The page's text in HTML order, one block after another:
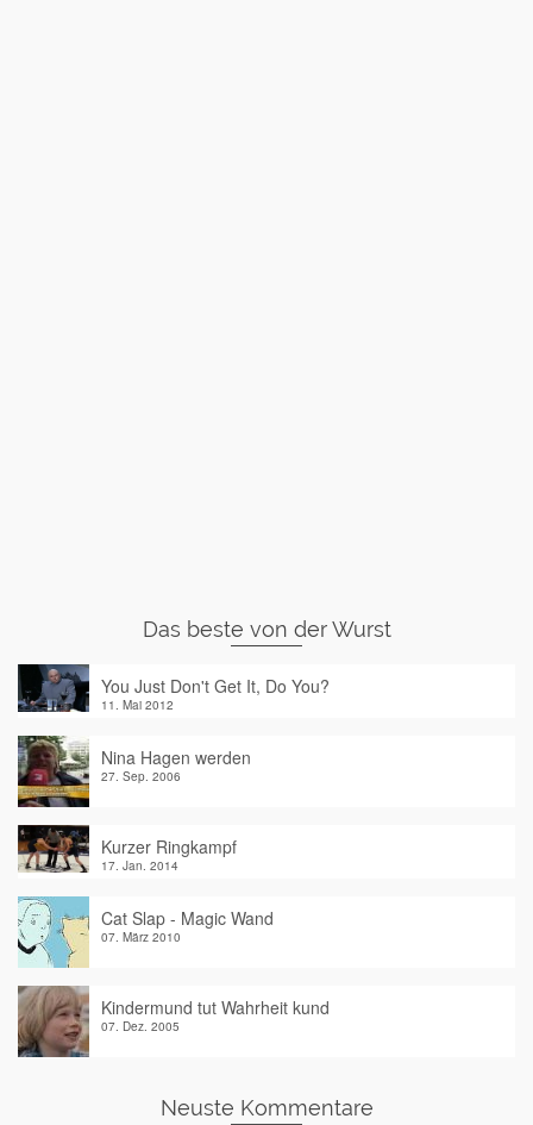
Das beste von der Wurst
You Just Don't Get It, Do You?
11. Mai 2012
Nina Hagen werden
27. Sep. 2006
Kurzer Ringkampf
17. Jan. 2014
Cat Slap - Magic Wand
07. März 2010
Kindermund tut Wahrheit kund
07. Dez. 2005
Neuste Kommentare